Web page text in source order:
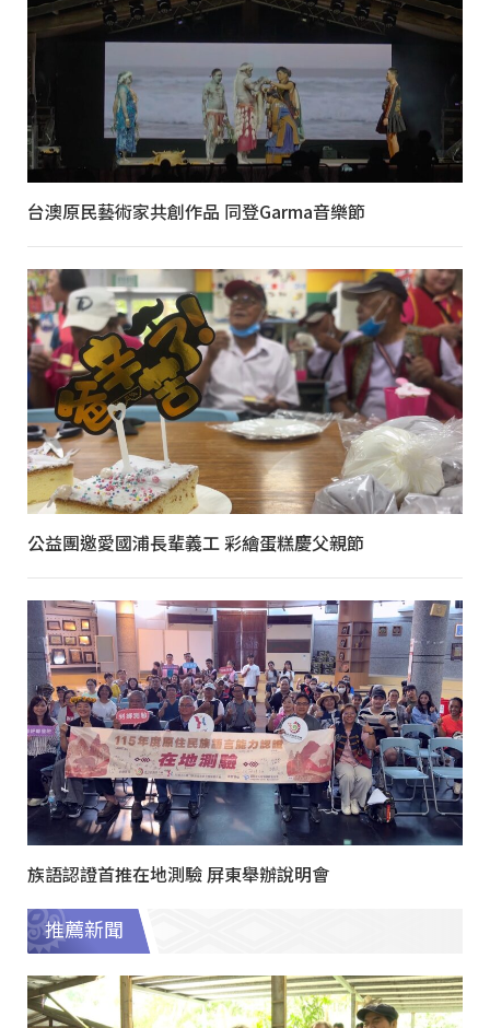
台澳原民藝術家共創作品 同登Garma音樂節
公益團邀愛國浦長輩義工 彩繪蛋糕慶父親節
族語認證首推在地測驗 屏東舉辦說明會
推薦新聞